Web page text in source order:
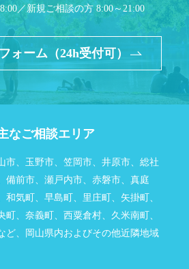
／新規ご相談の方 8:00～21:00
ォーム（24h受付可）
なご相談エリア
市、玉野市、笠岡市、井原市、総社
備前市、瀬戸内市、赤磐市、真庭
和気町、早島町、里庄町、矢掛町、
町、奈義町、西粟倉村、久米南町、
ど、岡山県内およびその他近隣地域